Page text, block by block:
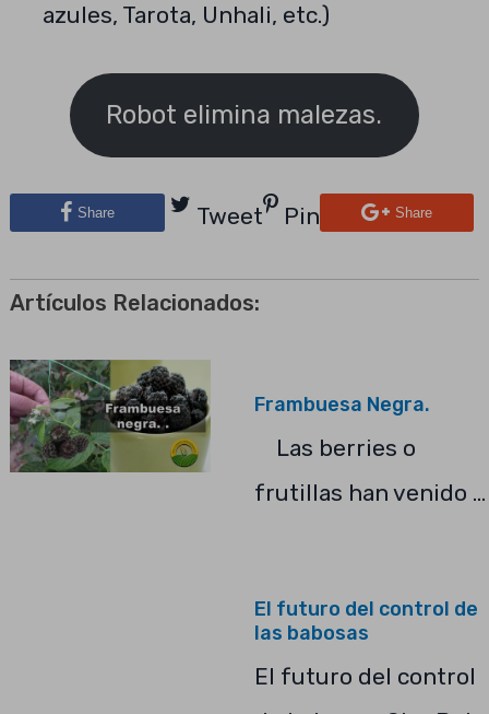
azules, Tarota, Unhali, etc.)
Robot elimina malezas.
Share Tweet Pin Share
Artículos Relacionados:
Frambuesa Negra.
Las berries o
frutillas han venido …
El futuro del control de
las babosas
El futuro del control